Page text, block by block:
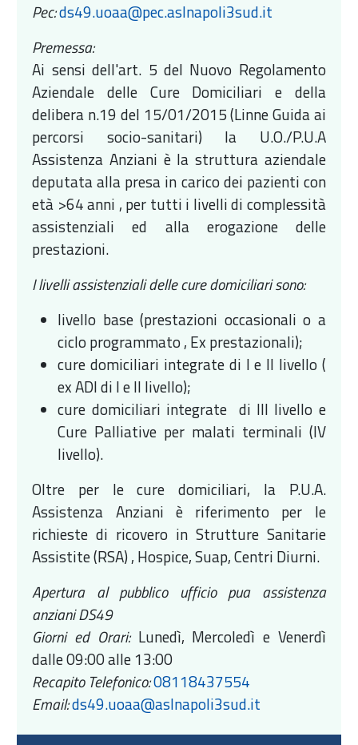
Pec:ds49.uoaa@pec.aslnapoli3sud.it
Premessa:
Ai sensi dell'art. 5 del Nuovo Regolamento
Aziendale delle Cure Domiciliari e della
delibera n.19 del 15/01/2015 (Linne Guida ai
percorsi socio-sanitari) la U.O./P.U.A
Assistenza Anziani è la struttura aziendale
deputata alla presa in carico dei pazienti con
età >64 anni , per tutti i livelli di complessità
assistenziali ed alla erogazione delle
prestazioni.
I livelli assistenziali delle cure domiciliari sono:
livello base (prestazioni occasionali o a
ciclo programmato , Ex prestazionali);
cure domiciliari integrate di I e II livello (
ex ADI di I e II livello);
cure domiciliari integrate di III livello e
Cure Palliative per malati terminali (IV
livello).
Oltre per le cure domiciliari, la P.U.A.
Assistenza Anziani è riferimento per le
richieste di ricovero in Strutture Sanitarie
Assistite (RSA) , Hospice, Suap, Centri Diurni.
Apertura al pubblico ufficio pua assistenza
anziani DS49
Giorni ed Orari:Lunedì, Mercoledì e Venerdì
dalle 09:00 alle 13:00
Recapito Telefonico:08118437554
Email:ds49.uoaa@aslnapoli3sud.it